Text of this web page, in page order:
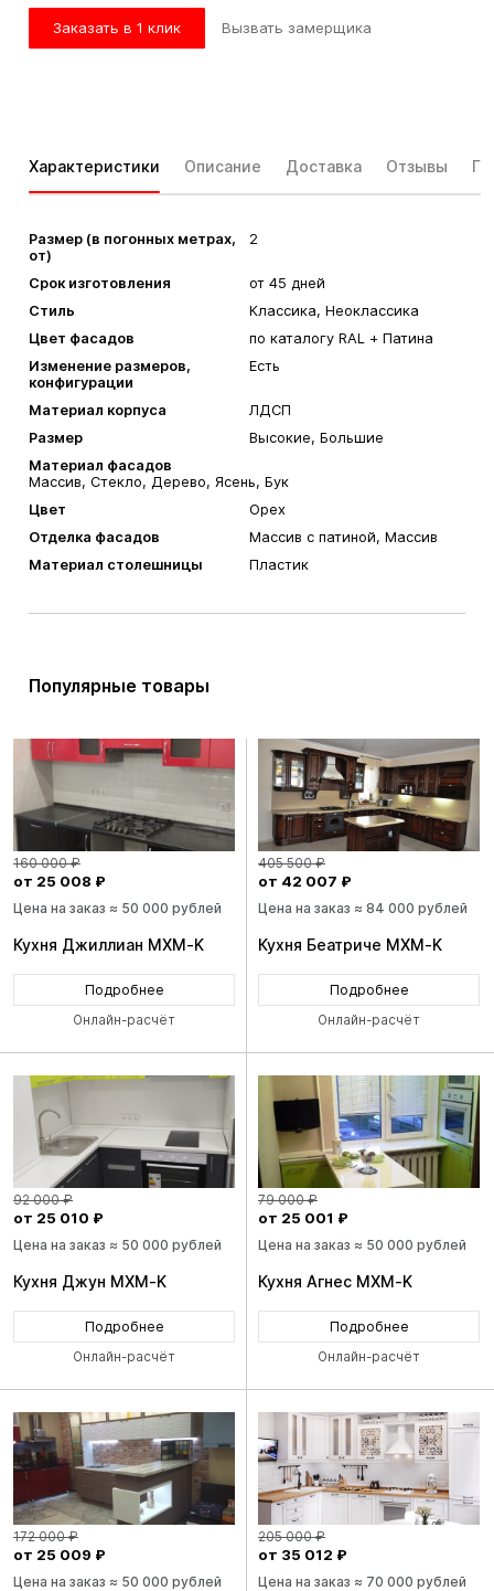
Заказать в 1 клик Вызвать замерщика
Характеристики Описание Доставка Отзывы
Размер (в погонных метрах,
от)
2
Срок изготовления
от 45 дней
Стиль
Классика, Неоклассика
Цвет фасадов
по каталогу RAL + Патина
Изменение размеров,
конфигурации
Есть
Материал корпуса
ЛДСП
Размер
Высокие, Большие
Материал фасадов
Массив, Стекло, Дерево, Ясень, Бук
Цвет
Орех
Отделка фасадов
Массив с патиной, Массив
Материал столешницы
Пластик
Популярные товары
160 000 ₽
от 25 008 ₽
Цена на заказ ≈ 50 000 рублей
Кухня Джиллиан MXM-K
Подробнее
Онлайн-расчёт
405 500 ₽
от 42 007 ₽
Цена на заказ ≈ 84 000 рублей
Кухня Беатриче MXM-K
Подробнее
Онлайн-расчёт
92 000 ₽
от 25 010 ₽
Цена на заказ ≈ 50 000 рублей
Кухня Джун MXM-K
Подробнее
Онлайн-расчёт
79 000 ₽
от 25 001 ₽
Цена на заказ ≈ 50 000 рублей
Кухня Агнес MXM-K
Подробнее
Онлайн-расчёт
172 000 ₽
от 25 009 ₽
Цена на заказ ≈ 50 000 рублей
205 000 ₽
от 35 012 ₽
Цена на заказ ≈ 70 000 рублей